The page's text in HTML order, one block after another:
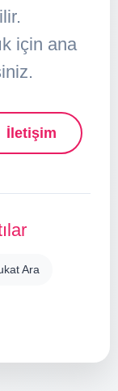
için ana
İletişim
Ara